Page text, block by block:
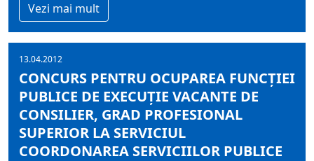
Vezi mai mult
13.04.2012
CONCURS PENTRU OCUPAREA FUNCŢIEI
PUBLICE DE EXECUŢIE VACANTE DE
CONSILIER, GRAD PROFESIONAL
SUPERIOR LA SERVICIUL
COORDONAREA SERVICIILOR PUBLICE